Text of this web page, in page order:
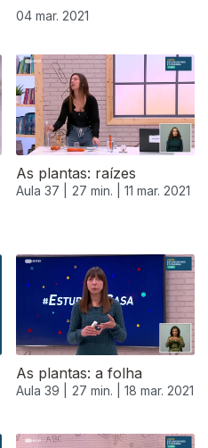
04 mar. 2021
As plantas: raízes
Aula 37 | 27 min. | 11 mar. 2021
As plantas: a folha
Aula 39 | 27 min. | 18 mar. 2021